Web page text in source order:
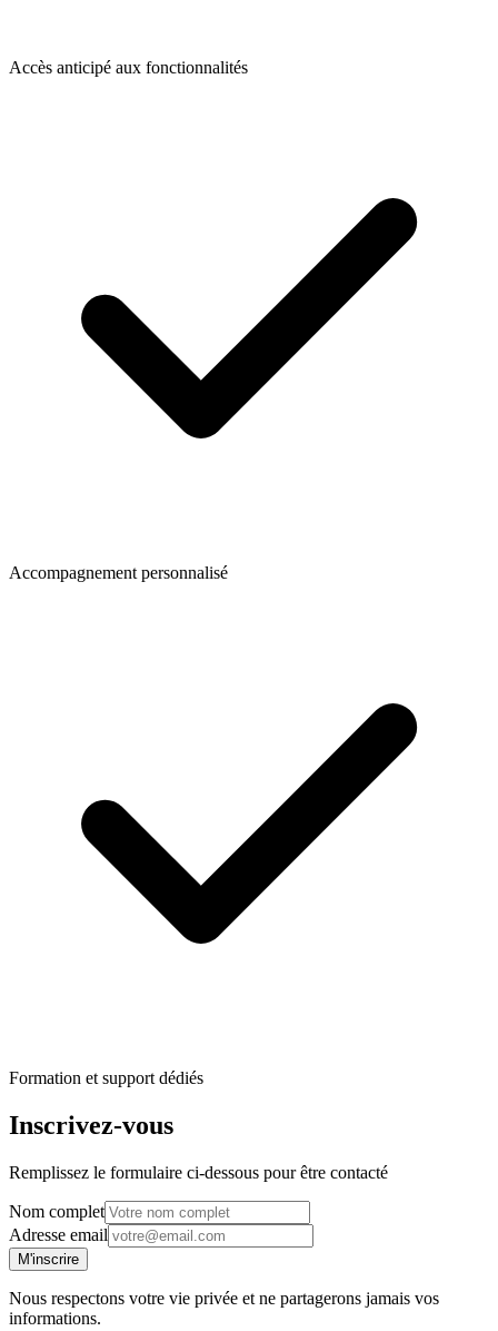
Accès anticipé aux fonctionnalités
Accompagnement personnalisé
Formation et support dédiés
Inscrivez-vous
Remplissez le formulaire ci-dessous pour être contacté
Nom complet
Adresse email
M'inscrire
Nous respectons votre vie privée et ne partagerons jamais vos
informations.